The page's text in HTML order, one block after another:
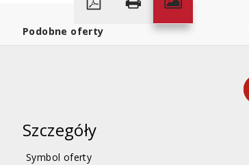
Podobne oferty
Szczegóły
Symbol oferty